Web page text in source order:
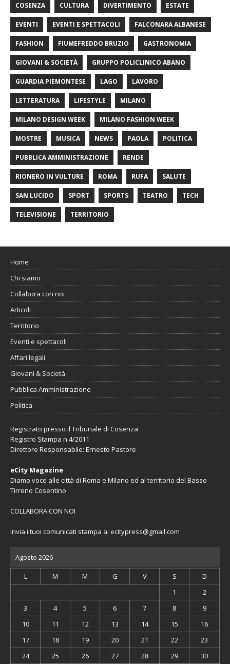
COSENZA CULTURA DIVERTIMENTO ESTATE
EVENTI EVENTI E SPETTACOLI FALCONARA ALBANESE
FASHION FIUMEFREDDO BRUZIO GASTRONOMIA
GIOVANI & SOCIETÀ GRUPPO POLICLINICO ABANO
GUARDIA PIEMONTESE LAGO LAVORO
LETTERATURA LIFESTYLE MILANO
MILANO DESIGN WEEK MILANO FASHION WEEK
MOSTRE MUSICA NEWS PAOLA POLITICA
PUBBLICA AMMINISTRAZIONE RENDE
RIONERO IN VULTURE ROMA RUFA SALUTE
SAN LUCIDO SPORT SPORTS TEATRO TECH
TELEVISIONE TERRITORIO
Home
Chi siamo
Collabora con noi
Articoli
Territorio
Eventi e spettacoli
Affari legali
Giovani & Società
Pubblica Amministrazione
Politica
Registrato presso il Tribunale di Cosenza
Registro Stampa n.4/2011
Direttore Responsabile: Ernesto Pastore
eCity Magazine
Diamo voce alle città di Roma e Milano ed al territorio del Basso
Tirreno Cosentino
COLLABORA CON NOI
Invia i tuoi comunicati stampa a: ecitypress@gmail.com
Agosto 2026
L M M G V S
D
1
2
3
4 5 6 7 8
9
10
11 12 13 14 15
16
17
18 19 20 21 22
23
24
25 26 27 28 29 30